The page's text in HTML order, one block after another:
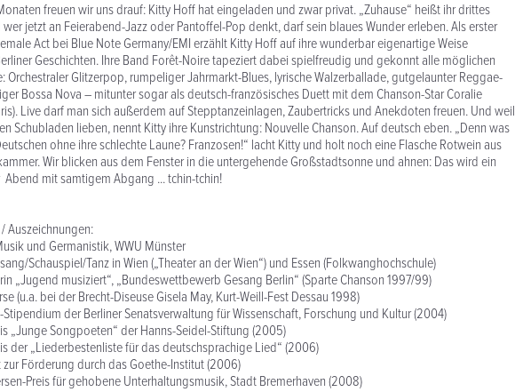
freuen wir uns drauf: Kitty Hoff hat eingeladen und zwar privat. „Zuhause“ heißt ihr drittes
jetzt an Feierabend-Jazz oder Pantoffel-Pop denkt, darf sein blaues Wunder erleben. Als erster
Act bei Blue Note Germany/EMI erzählt Kitty Hoff auf ihre wunderbar eigenartige Weise
Geschichten. Ihre Band Forêt-Noire tapeziert dabei spielfreudig und gekonnt alle möglichen
Orchestraler Glitzerpop, rumpeliger Jahrmarkt-Blues, lyrische Walzerballade, gutgelaunter Reggae-
Bossa Nova – mitunter sogar als deutsch-französisches Duett mit dem Chanson-Star Coralie
Live darf man sich außerdem auf Stepptanzeinlagen, Zaubertricks und Anekdoten freuen. Und weil
Schubladen lieben, nennt Kitty ihre Kunstrichtung: Nouvelle Chanson. Auf deutsch eben. „Denn was
ohne ihre schlechte Laune? Franzosen!“ lacht Kitty und holt noch eine Flasche Rotwein aus
Wir blicken aus dem Fenster in die untergehende Großstadtsonne und ahnen: Das wird ein
mit samtigem Abgang ... tchin-tchin!
Auszeichnungen:
und Germanistik, WWU Münster
Schauspiel/Tanz in Wien („Theater an der Wien“) und Essen (Folkwanghochschule)
„Jugend musiziert“, „Bundeswettbewerb Gesang Berlin“ (Sparte Chanson 1997/99)
(u.a. bei der Brecht-Diseuse Gisela May, Kurt-Weill-Fest Dessau 1998)
der Berliner Senatsverwaltung für Wissenschaft, Forschung und Kultur (2004)
„Junge Songpoeten“ der Hanns-Seidel-Stiftung (2005)
der „Liederbestenliste für das deutschsprachige Lied“ (2006)
Förderung durch das Goethe-Institut (2006)
Preis für gehobene Unterhaltungsmusik, Stadt Bremerhaven (2008)